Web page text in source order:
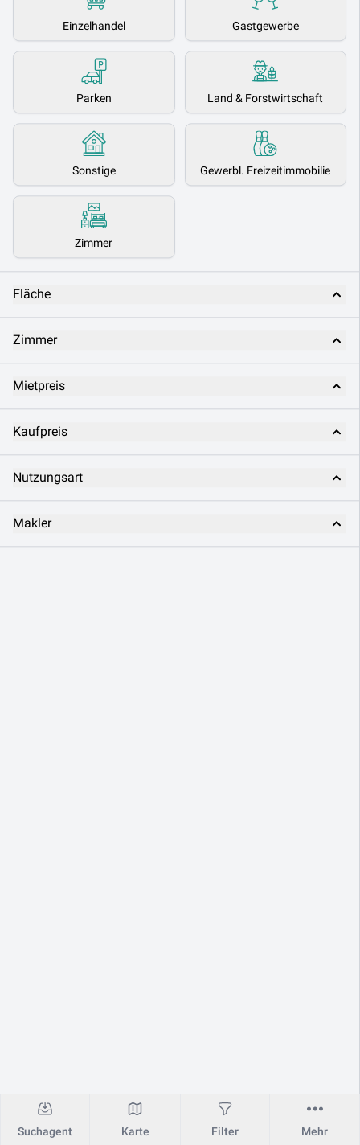
Einzelhandel Gastgewerbe
Parken Land & Forstwirtschaft
Sonstige Gewerbl. Freizeitimmobilie
Zimmer
Fläche
Zimmer
Mietpreis
Kaufpreis
Nutzungsart
Makler
Suchagent Karte Filter Mehr